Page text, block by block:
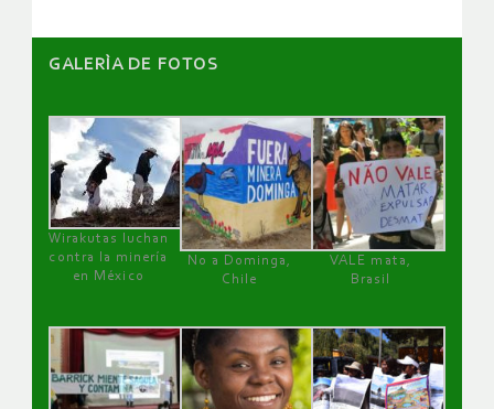
GALERÌA DE FOTOS
Wirakutas luchan
contra la minería
en México
No a Dominga,
Chile
VALE mata,
Brasil